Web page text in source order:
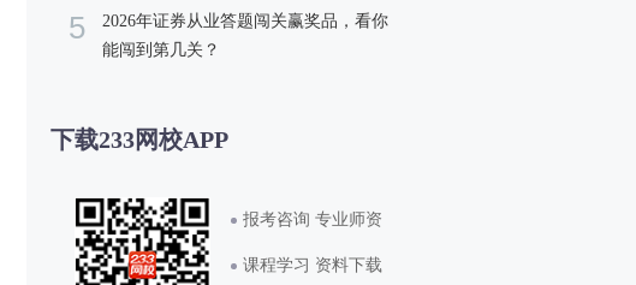
5
2026年证券从业答题闯关赢奖品，看你
能闯到第几关？
下载233网校APP
报考咨询 专业师资
课程学习 资料下载